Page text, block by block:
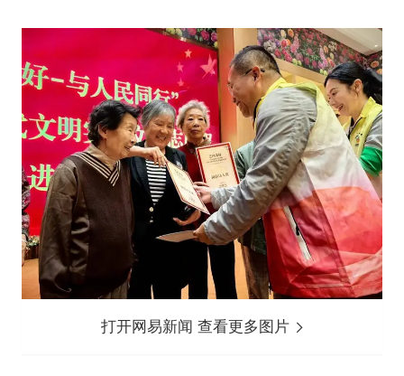
打开网易新闻 查看更多图片